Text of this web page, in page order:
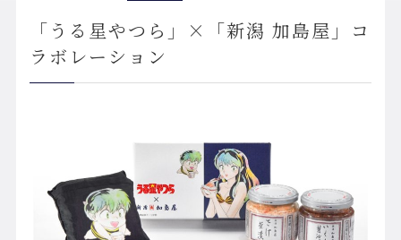
「うる星やつら」×「新潟 加島屋」コ
ラボレーション